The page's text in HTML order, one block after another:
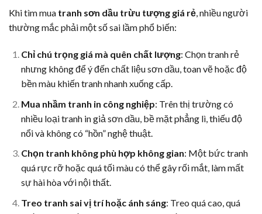
Khi tìm mua tranh sơn dầu trừu tượng giá rẻ, nhiều người
thường mắc phải một số sai lầm phổ biến:
Chỉ chú trọng giá mà quên chất lượng: Chọn tranh rẻ
nhưng không để ý đến chất liệu sơn dầu, toan vẽ hoặc độ
bền màu khiến tranh nhanh xuống cấp.
Mua nhầm tranh in công nghiệp: Trên thị trường có
nhiều loại tranh in giả sơn dầu, bề mặt phẳng lì, thiếu độ
nổi và không có “hồn” nghệ thuật.
Chọn tranh không phù hợp không gian: Một bức tranh
quá rực rỡ hoặc quá tối màu có thể gây rối mắt, làm mất
sự hài hòa với nội thất.
Treo tranh sai vị trí hoặc ánh sáng: Treo quá cao, quá